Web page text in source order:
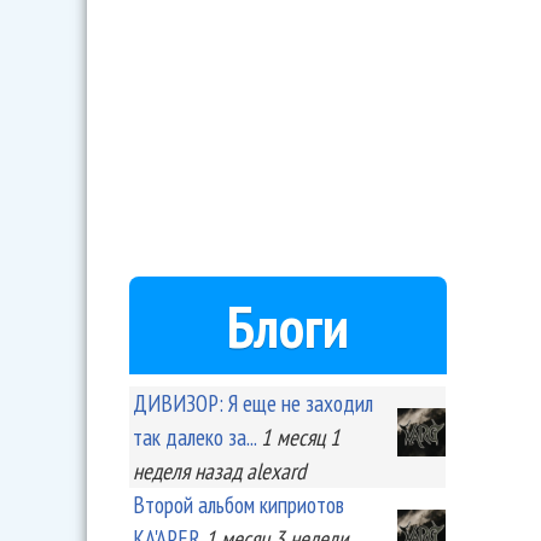
Блоги
ДИВИЗОР: Я еще не заходил
так далеко за... 1 месяц 1
неделяназад alexard
Второй альбом киприотов